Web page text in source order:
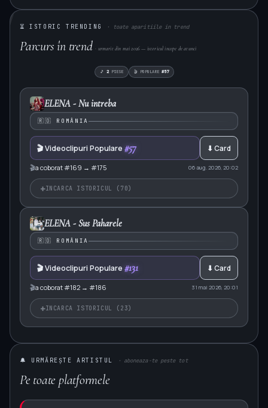
⏳ ISTORIC TRENDING · toate aparitiile in trend
Parcurs în trend· urmarit din mai 2026 — istoricul incepe de atunci
🎵 2PIESE 🎬 POPULARE #57
ELENA - Nu intreba
🇷🇴 ROMÂNIA
🎬 Videoclipuri Populare #57 ⬇ Card
🎬a coborat #169 → #175 06 aug. 2026, 20:02
+INCARCA ISTORICUL (70)
ELENA - Sus Paharele
🇷🇴 ROMÂNIA
🎬 Videoclipuri Populare #131 ⬇ Card
🎬a coborat #182 → #186 31 mai 2026, 20:01
+INCARCA ISTORICUL (23)
🔔 URMĂREȘTE ARTISTUL · aboneaza-te peste tot
Pe toate platformele